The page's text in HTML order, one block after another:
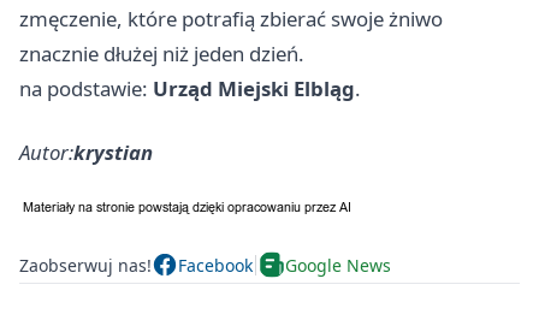
zmęczenie, które potrafią zbierać swoje żniwo
znacznie dłużej niż jeden dzień.
na podstawie: Urząd Miejski Elbląg.
Autor:krystian
Zaobserwuj nas! Facebook Google News